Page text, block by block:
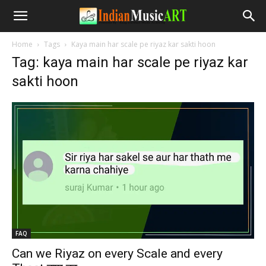
Home Tags Kaya main har scale pe riyaz kar sakti hoon
Tag: kaya main har scale pe riyaz kar
sakti hoon
FAQ
Can we Riyaz on every Scale and every